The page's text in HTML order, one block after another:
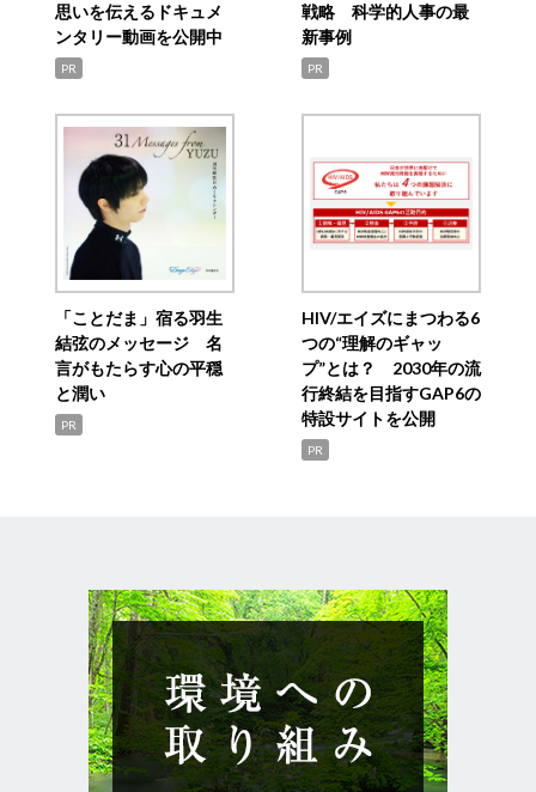
思いを伝えるドキュメ
ンタリー動画を公開中
PR
戦略 科学的人事の最
新事例
PR
「ことだま」宿る羽生
結弦のメッセージ 名
言がもたらす心の平穏
と潤い
PR
HIV/エイズにまつわる6
つの“理解のギャッ
プ”とは？ 2030年の流
行終結を目指すGAP6の
特設サイトを公開
PR